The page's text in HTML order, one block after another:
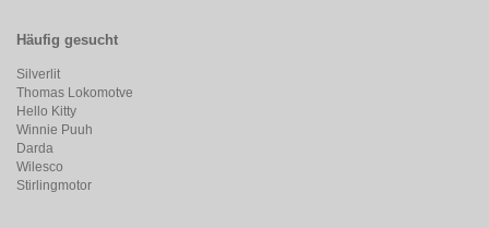
Häufig gesucht
Silverlit
Thomas Lokomotve
Hello Kitty
Winnie Puuh
Darda
Wilesco
Stirlingmotor